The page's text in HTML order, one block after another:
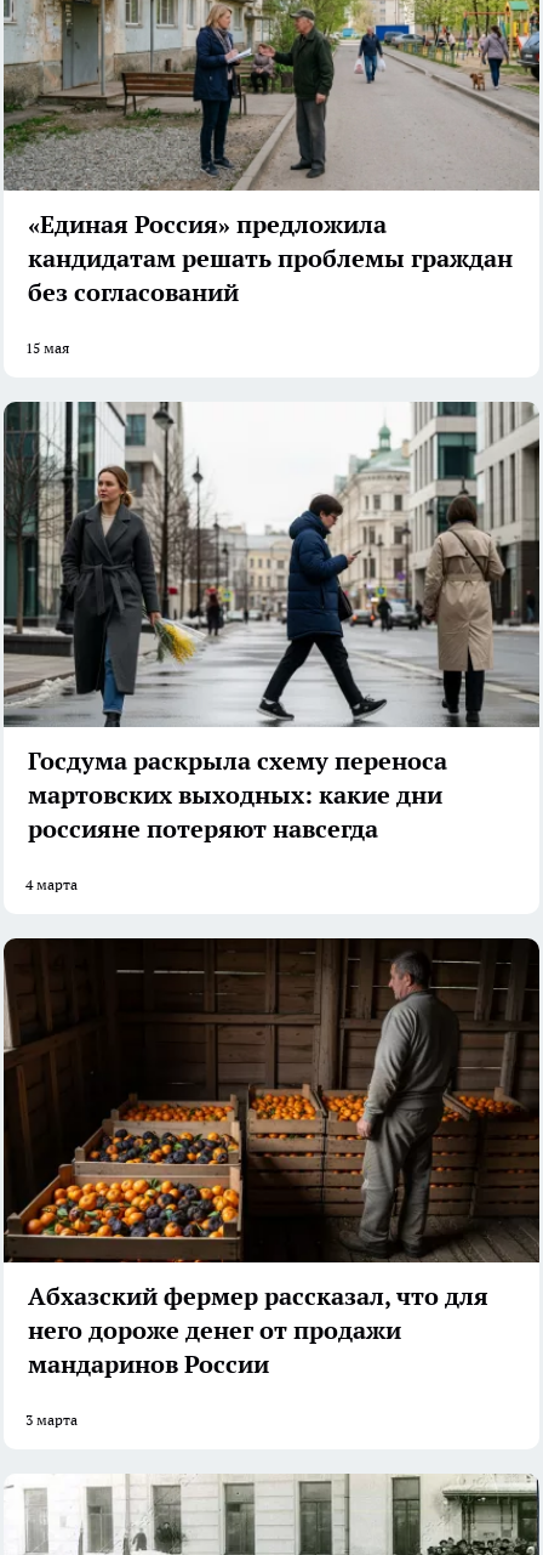
«Единая Россия» предложила
кандидатам решать проблемы граждан
без согласований
15 мая
Госдума раскрыла схему переноса
мартовских выходных: какие дни
россияне потеряют навсегда
4 марта
Абхазский фермер рассказал, что для
него дороже денег от продажи
мандаринов России
3 марта